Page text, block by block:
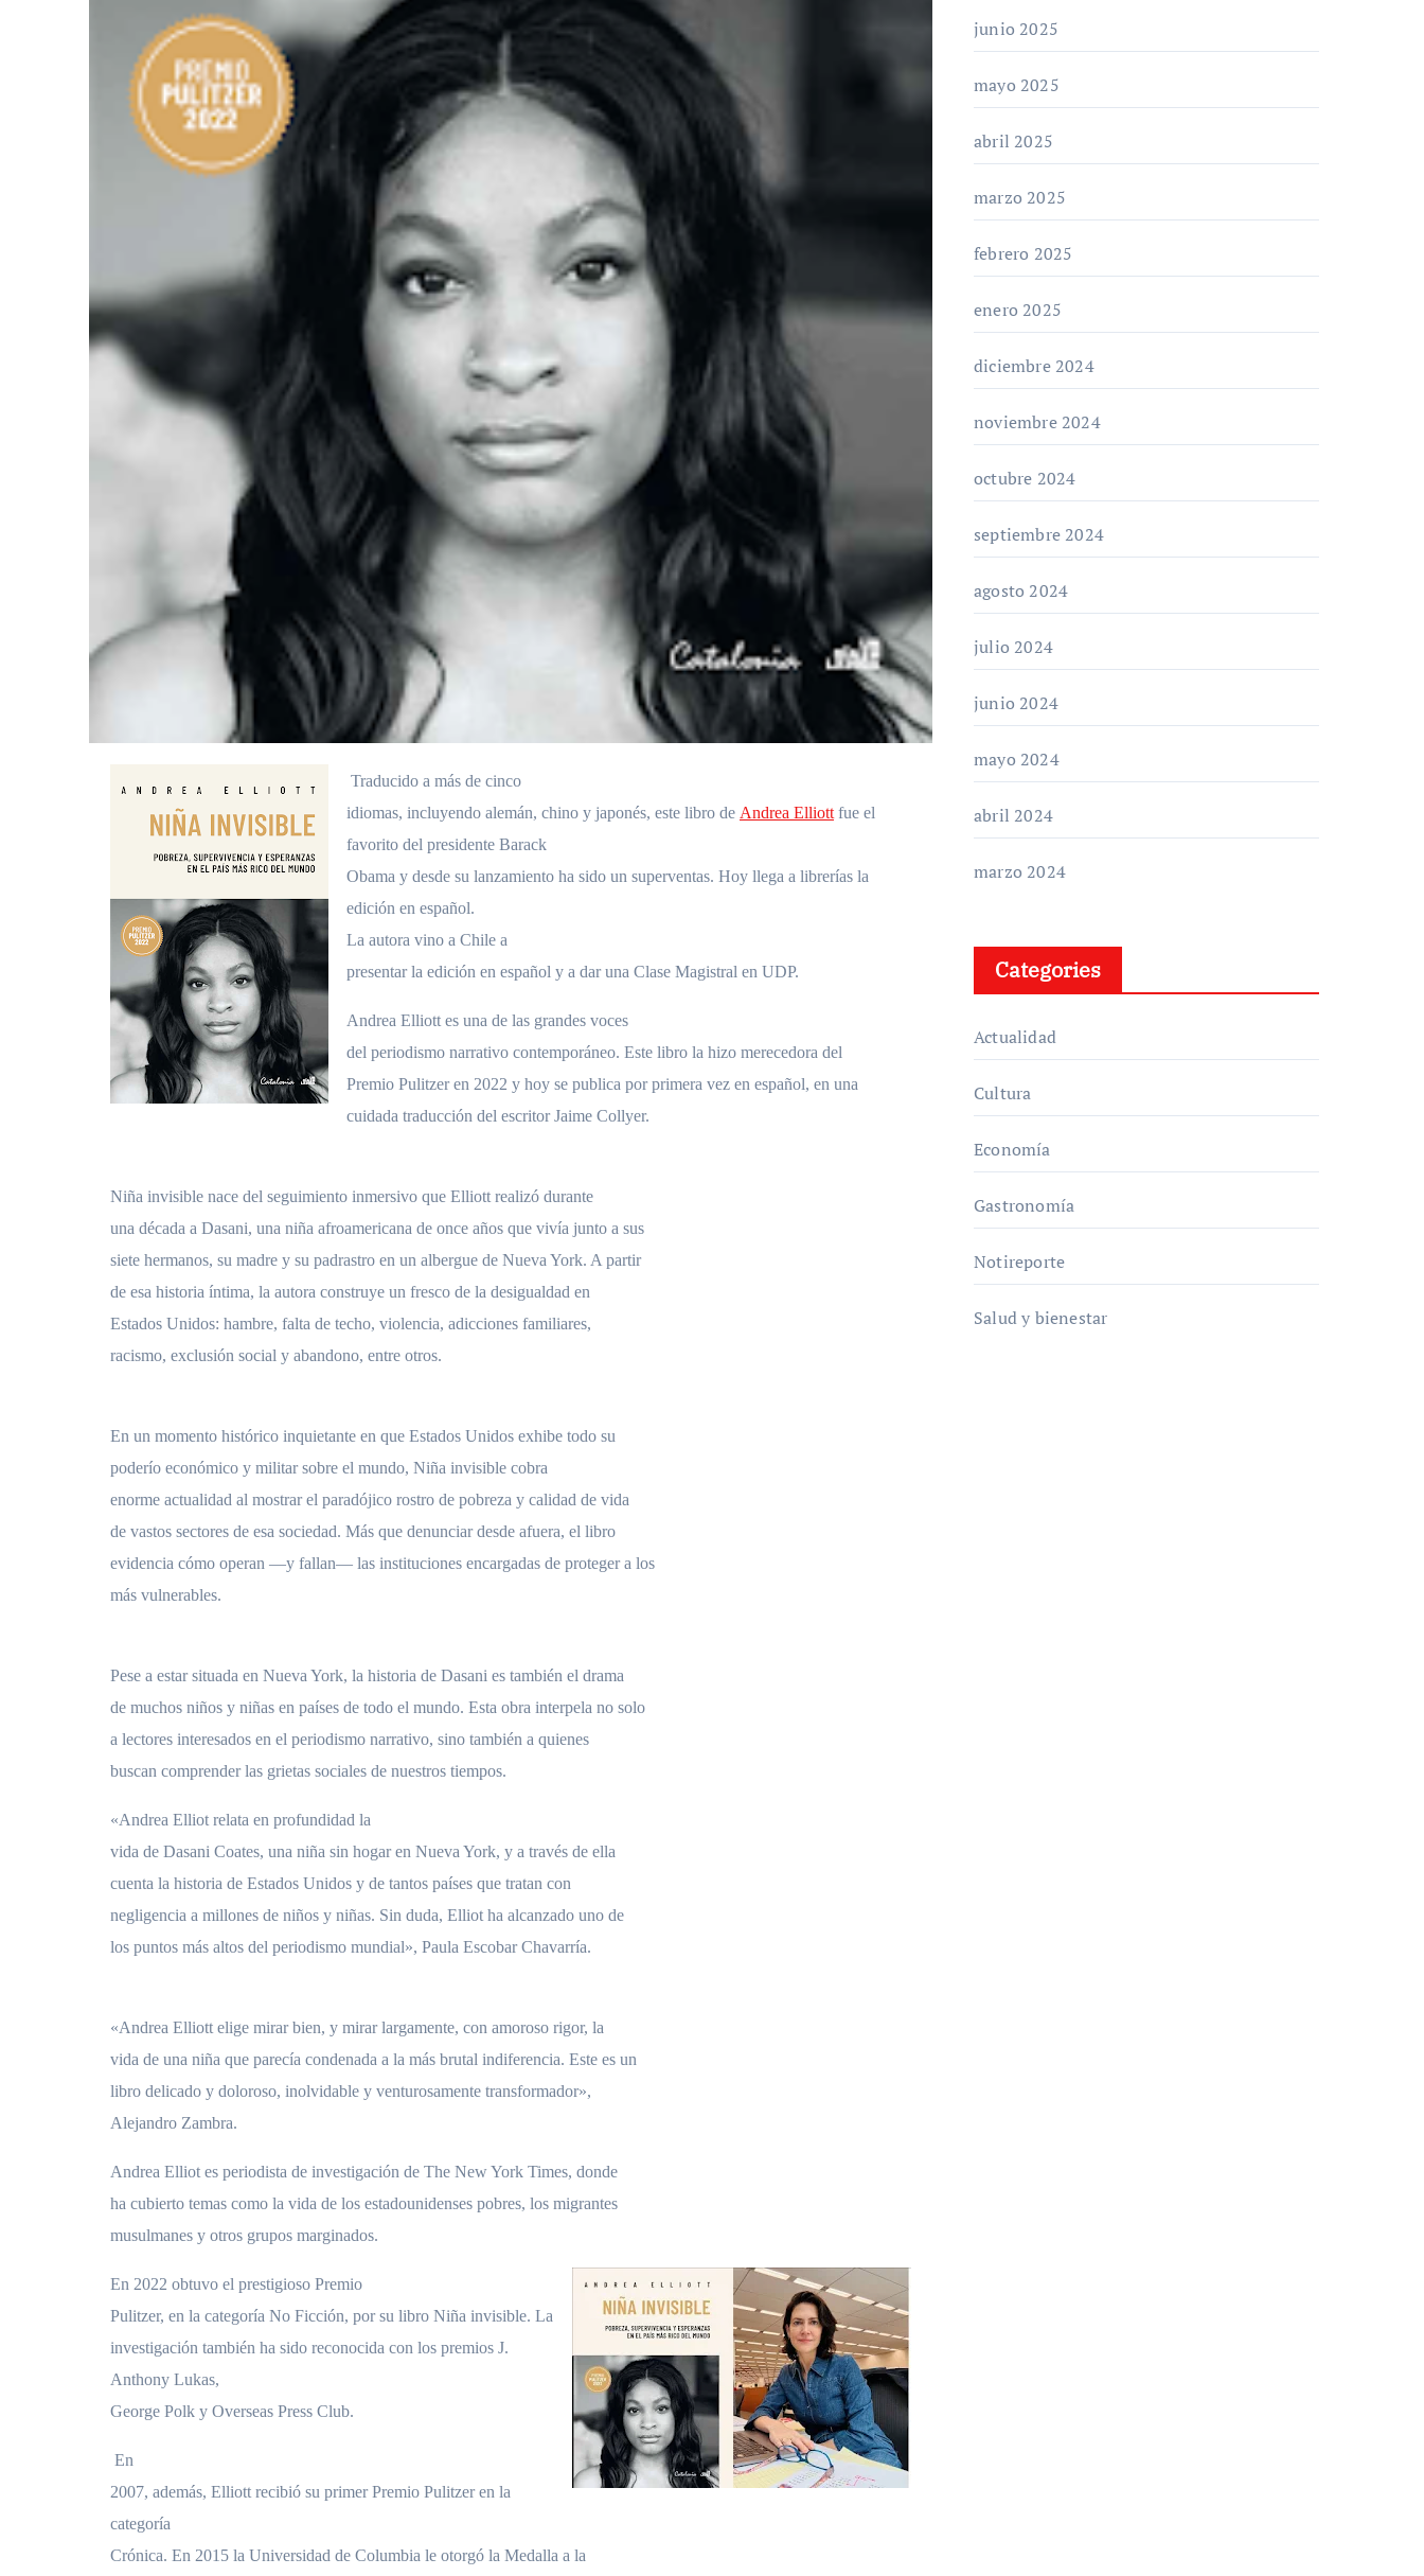
Traducido a más de cinco
idiomas, incluyendo alemán, chino y japonés, este libro de Andrea Elliott fue el
favorito del presidente Barack
Obama y desde su lanzamiento ha sido un superventas. Hoy llega a librerías la
edición en español.
La autora vino a Chile a
presentar la edición en español y a dar una Clase Magistral en UDP.
Andrea Elliott es una de las grandes voces
del periodismo narrativo contemporáneo. Este libro la hizo merecedora del
Premio Pulitzer en 2022 y hoy se publica por primera vez en español, en una
cuidada traducción del escritor Jaime Collyer.
Niña invisible nace del seguimiento inmersivo que Elliott realizó durante
una década a Dasani, una niña afroamericana de once años que vivía junto a sus
siete hermanos, su madre y su padrastro en un albergue de Nueva York. A partir
de esa historia íntima, la autora construye un fresco de la desigualdad en
Estados Unidos: hambre, falta de techo, violencia, adicciones familiares,
racismo, exclusión social y abandono, entre otros.
En un momento histórico inquietante en que Estados Unidos exhibe todo su
poderío económico y militar sobre el mundo, Niña invisible cobra
enorme actualidad al mostrar el paradójico rostro de pobreza y calidad de vida
de vastos sectores de esa sociedad. Más que denunciar desde afuera, el libro
evidencia cómo operan —y fallan— las instituciones encargadas de proteger a los
más vulnerables.
Pese a estar situada en Nueva York, la historia de Dasani es también el drama
de muchos niños y niñas en países de todo el mundo. Esta obra interpela no solo
a lectores interesados en el periodismo narrativo, sino también a quienes
buscan comprender las grietas sociales de nuestros tiempos.
«Andrea Elliot relata en profundidad la
vida de Dasani Coates, una niña sin hogar en Nueva York, y a través de ella
cuenta la historia de Estados Unidos y de tantos países que tratan con
negligencia a millones de niños y niñas. Sin duda, Elliot ha alcanzado uno de
los puntos más altos del periodismo mundial», Paula Escobar Chavarría.
«Andrea Elliott elige mirar bien, y mirar largamente, con amoroso rigor, la
vida de una niña que parecía condenada a la más brutal indiferencia. Este es un
libro delicado y doloroso, inolvidable y venturosamente transformador»,
Alejandro Zambra.
Andrea Elliot es periodista de investigación de The New York Times, donde
ha cubierto temas como la vida de los estadounidenses pobres, los migrantes
musulmanes y otros grupos marginados.
En 2022 obtuvo el prestigioso Premio
Pulitzer, en la categoría No Ficción, por su libro Niña invisible. La
investigación también ha sido reconocida con los premios J.
Anthony Lukas,
George Polk y Overseas Press Club.
En
2007, además, Elliott recibió su primer Premio Pulitzer en la
categoría
Crónica. En 2015 la Universidad de Columbia le otorgó la Medalla a la
junio 2025
mayo 2025
abril 2025
marzo 2025
febrero 2025
enero 2025
diciembre 2024
noviembre 2024
octubre 2024
septiembre 2024
agosto 2024
julio 2024
junio 2024
mayo 2024
abril 2024
marzo 2024
Categories
Actualidad
Cultura
Economía
Gastronomía
Notireporte
Salud y bienestar